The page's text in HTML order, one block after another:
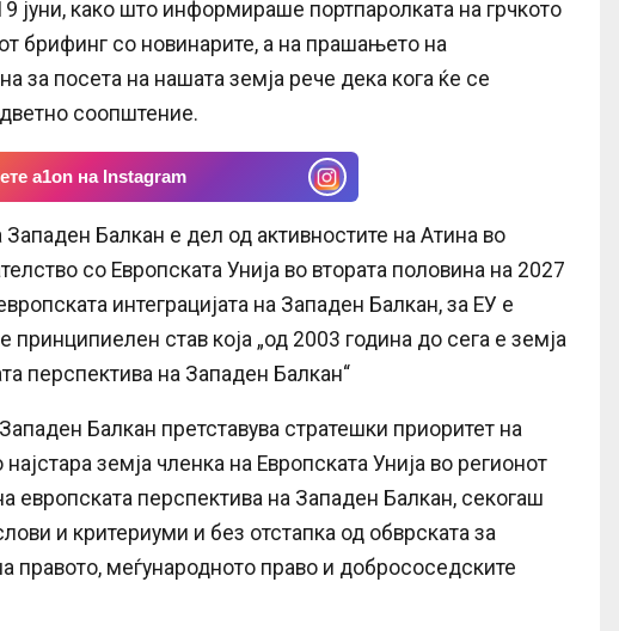
јуни, како што информираше портпаролката на грчкото
брифинг со новинарите, а на прашањето на
за посета на нашата земја рече дека кога ќе се
соопштение.
a1on на Instagram
Западен Балкан е дел од активностите на Атина во
со Европската Унија во втората половина на 2027
интеграцијата на Западен Балкан, за ЕУ е
принципиелен став која „од 2003 година до сега е земја
перспектива на Западен Балкан“
Балкан претставува стратешки приоритет на
најстара земја членка на Европската Унија во регионот
европската перспектива на Западен Балкан, секогаш
и критериуми и без отстапка од обврската за
правото, меѓународното право и добрососедските